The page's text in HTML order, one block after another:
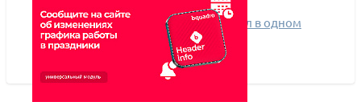
Избранное на сайте - весь функционал в одном
модуле